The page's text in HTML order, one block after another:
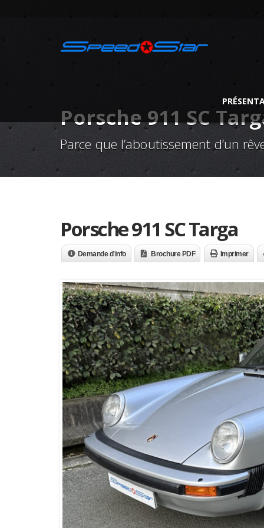
Porsche 911 SC
Parce que l’aboutissement d’un
Porsche 911 SC Targa
Demande d'info Brochure PDF Imprimer